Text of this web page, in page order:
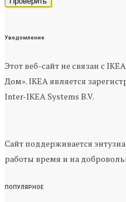
Уведомление
Этот веб-сайт не связан с
Дом». IKEA является
Inter-IKEA Systems B.V.
Сайт поддерживается
работы время и на
ПОПУЛЯРНОЕ